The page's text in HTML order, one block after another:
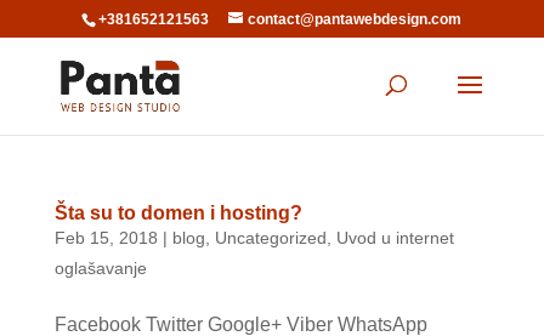
+381652121563 contact@pantawebdesign.com
Šta su to domen i hosting?
Feb 15, 2018 | blog Uncategorized
Uvod u internet
oglašavanje
Facebook Twitter Google+ Viber WhatsApp